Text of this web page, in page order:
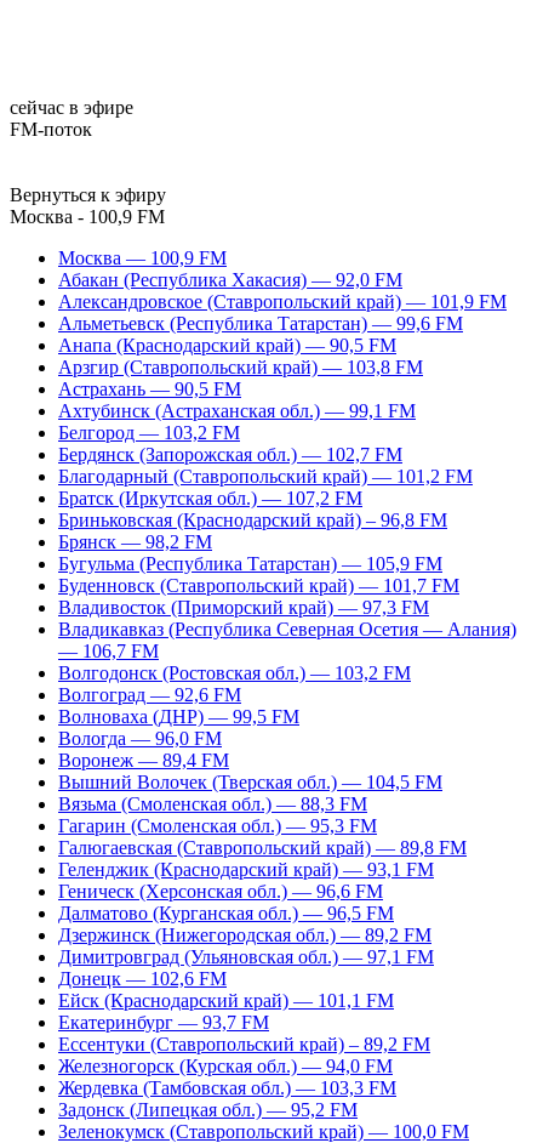
сейчас в эфире
FM-поток
Вернуться к эфиру
Москва - 100,9 FM
Москва — 100,9 FM
Абакан (Республика Хакасия) — 92,0 FM
Александровское (Ставропольский край) — 101,9 FM
Альметьевск (Республика Татарстан) — 99,6 FM
Анапа (Краснодарский край) — 90,5 FM
Арзгир (Ставропольский край) — 103,8 FM
Астрахань — 90,5 FM
Ахтубинск (Астраханская обл.) — 99,1 FM
Белгород — 103,2 FM
Бердянск (Запорожская обл.) — 102,7 FM
Благодарный (Ставропольский край) — 101,2 FM
Братск (Иркутская обл.) — 107,2 FM
Бриньковская (Краснодарский край) – 96,8 FM
Брянск — 98,2 FM
Бугульма (Республика Татарстан) — 105,9 FM
Буденновск (Ставропольский край) — 101,7 FM
Владивосток (Приморский край) — 97,3 FM
Владикавказ (Республика Северная Осетия — Алания)
— 106,7 FM
Волгодонск (Ростовская обл.) — 103,2 FM
Волгоград — 92,6 FM
Волноваха (ДНР) — 99,5 FM
Вологда — 96,0 FM
Воронеж — 89,4 FM
Вышний Волочек (Тверская обл.) — 104,5 FM
Вязьма (Смоленская обл.) — 88,3 FM
Гагарин (Смоленская обл.) — 95,3 FM
Галюгаевская (Ставропольский край) — 89,8 FM
Геленджик (Краснодарский край) — 93,1 FM
Геническ (Херсонская обл.) — 96,6 FM
Далматово (Курганская обл.) — 96,5 FM
Дзержинск (Нижегородская обл.) — 89,2 FM
Димитровград (Ульяновская обл.) — 97,1 FM
Донецк — 102,6 FM
Ейск (Краснодарский край) — 101,1 FM
Екатеринбург — 93,7 FM
Ессентуки (Ставропольский край) – 89,2 FM
Железногорск (Курская обл.) — 94,0 FM
Жердевка (Тамбовская обл.) — 103,3 FM
Задонск (Липецкая обл.) — 95,2 FM
Зеленокумск (Ставропольский край) — 100,0 FM